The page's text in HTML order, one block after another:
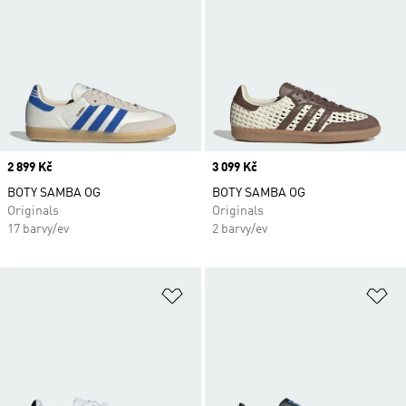
Price
2 899 Kč
BOTY SAMBA OG
Originals
17 barvy/ev
Price
3 099 Kč
BOTY SAMBA OG
Originals
2 barvy/ev